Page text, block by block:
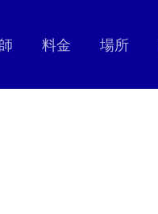
料金 場所